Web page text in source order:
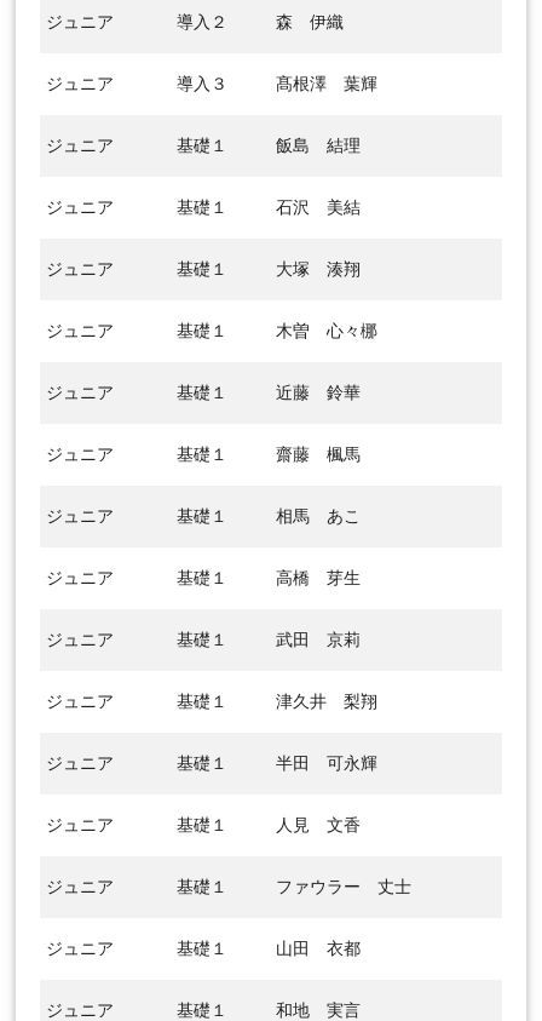
ジュニア 導入２ 森 伊織
ジュニア 導入３ 髙根澤 葉輝
ジュニア 基礎１ 飯島 結理
ジュニア 基礎１ 石沢 美結
ジュニア 基礎１ 大塚 湊翔
ジュニア 基礎１ 木曽 心々梛
ジュニア 基礎１ 近藤 鈴華
ジュニア 基礎１ 齋藤 楓馬
ジュニア 基礎１ 相馬 あこ
ジュニア 基礎１ 高橋 芽生
ジュニア 基礎１ 武田 京莉
ジュニア 基礎１ 津久井 梨翔
ジュニア 基礎１ 半田 可永輝
ジュニア 基礎１ 人見 文香
ジュニア 基礎１ ファウラー 丈士
ジュニア 基礎１ 山田 衣都
ジュニア 基礎１ 和地 実言